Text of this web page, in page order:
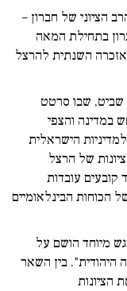
הציוני של חברון –
בתחילת המאה
האזכרה השנתית להרצל
שביט, שבו סרטט
במדינה והצפי
הישראלית
של הרצל
קובעים עובדות
הכוחות הבינלאומיים
מיוחד הושם על
היהודית". בין השאר
הציונות